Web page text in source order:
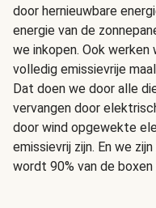
door hernieuwbare
energie van de
we inkopen. Ook werken
volledig emissievrije
Dat doen we door alle
vervangen door
door wind opgewekte
emissievrij zijn. En we
wordt 90% van de